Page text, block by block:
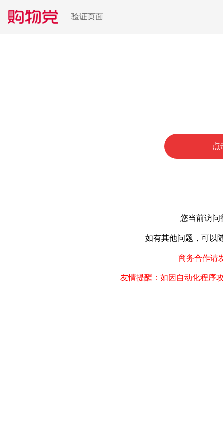
验证页面
点
您当前访问
如有其他问题，可以
商务合作请
友情提醒：如因自动化程序